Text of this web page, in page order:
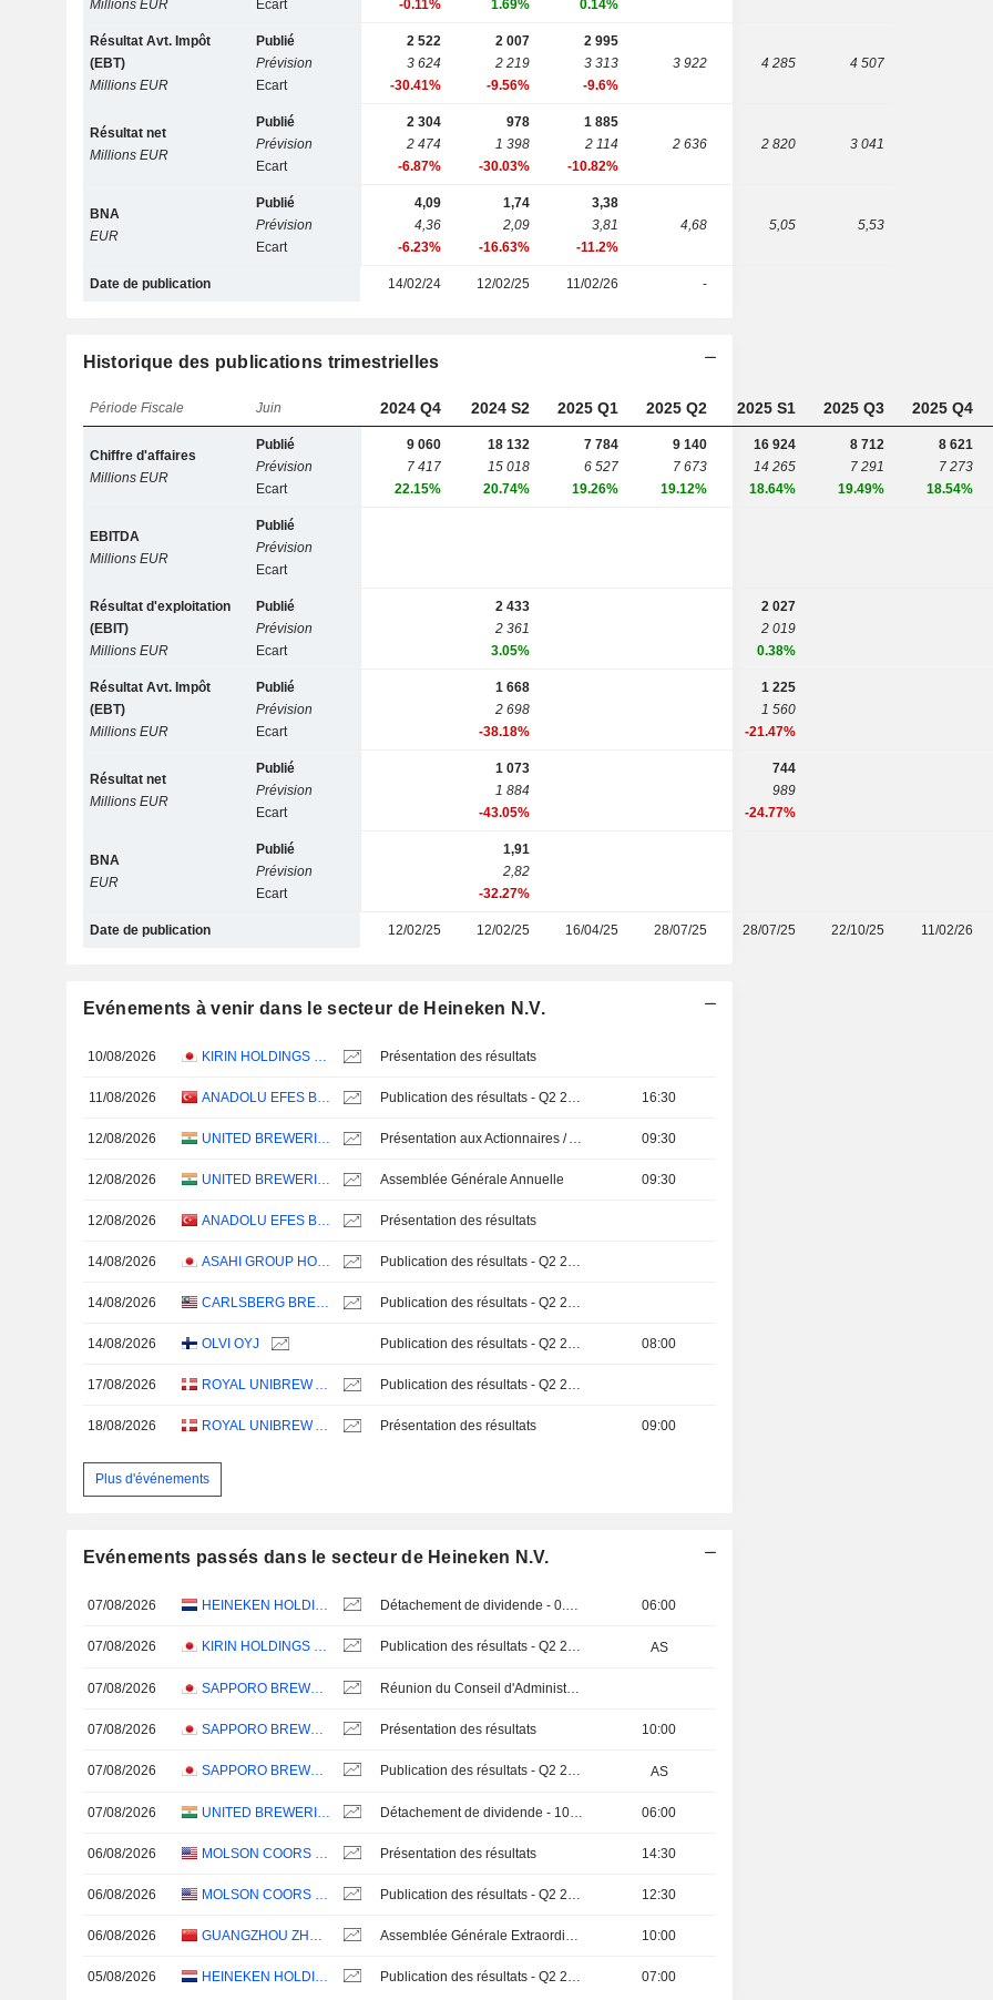
Millions EUR
Ecart
-0.11%
1.69%
0.14%
Résultat Avt. Impôt
(EBT)
Millions EUR
Publié
Prévision
Ecart
2 522
3 624
-30.41%
2 007
2 219
-9.56%
2 995
3 313
-9.6%
3 922 4 285 4 507
Résultat net
Millions EUR
Publié
Prévision
Ecart
2 304
2 474
-6.87%
978
1 398
-30.03%
1 885
2 114
-10.82%
2 636 2 820 3 041
BNA
EUR
Publié
Prévision
Ecart
4,09
4,36
-6.23%
1,74
2,09
-16.63%
3,38
3,81
-11.2%
4,68 5,05 5,53
Date de publication 14/02/24 12/02/25 11/02/26 -
Historique des publications trimestrielles
Période Fiscale Juin 2024 Q4 2024 S2 2025 Q1 2025 Q2 2025 S1 2025 Q3 2025 Q4
Chiffre d'affaires
Millions EUR
Publié
Prévision
Ecart
9 060
7 417
22.15%
18 132
15 018
20.74%
7 784
6 527
19.26%
9 140
7 673
19.12%
16 924
14 265
18.64%
8 712
7 291
19.49%
8 621
7 273
18.54%
EBITDA
Millions EUR
Publié
Prévision
Ecart
Résultat d'exploitation
(EBIT)
Millions EUR
Publié
Prévision
Ecart
2 433
2 361
3.05%
2 027
2 019
0.38%
Résultat Avt. Impôt
(EBT)
Millions EUR
Publié
Prévision
Ecart
1 668
2 698
-38.18%
1 225
1 560
-21.47%
Résultat net
Millions EUR
Publié
Prévision
Ecart
1 073
1 884
-43.05%
744
989
-24.77%
BNA
EUR
Publié
Prévision
Ecart
1,91
2,82
-32.27%
Date de publication 12/02/25 12/02/25 16/04/25 28/07/25 28/07/25 22/10/25 11/02/26
Evénements à venir dans le secteur de Heineken N.V.
10/08/2026 KIRIN HOLDINGS COMPANY, LIMITED Présentation des résultats
11/08/2026 ANADOLU EFES BIRACILIK VE MALT SANAYII ANONIM SIRKETI Publication des résultats - Q2 2026 16:30
12/08/2026 UNITED BREWERIES LIMITED Présentation aux Actionnaires / Analystes 09:30
12/08/2026 UNITED BREWERIES LIMITED Assemblée Générale Annuelle 09:30
12/08/2026 ANADOLU EFES BIRACILIK VE MALT SANAYII ANONIM SIRKETI Présentation des résultats
14/08/2026 ASAHI GROUP HOLDINGS, LTD. Publication des résultats - Q2 2026
14/08/2026 CARLSBERG BREWERY MALAYSIA Publication des résultats - Q2 2026
14/08/2026 OLVI OYJ Publication des résultats - Q2 2026 08:00
17/08/2026 ROYAL UNIBREW A/S Publication des résultats - Q2 2026
18/08/2026 ROYAL UNIBREW A/S Présentation des résultats 09:00
Plus d'événements
Evénements passés dans le secteur de Heineken N.V.
07/08/2026 06:00
07/08/2026 AS
07/08/2026 SAPPORO BREWERIES LIMITED
07/08/2026 SAPPORO BREWERIES LIMITED Présentation des résultats 10:00
07/08/2026 SAPPORO BREWERIES LIMITED AS
07/08/2026 06:00
06/08/2026 Présentation des résultats 14:30
06/08/2026 12:30
06/08/2026 10:00
05/08/2026 07:00